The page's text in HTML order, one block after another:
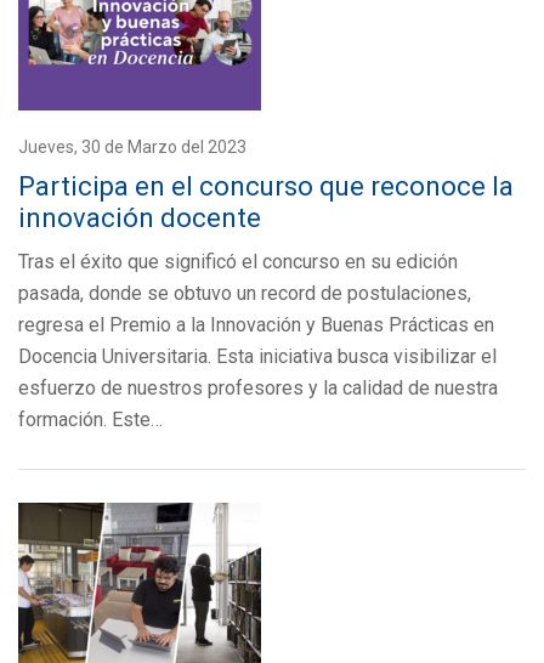
Jueves, 30 de Marzo del 2023
Participa en el concurso que reconoce la
innovación docente
Tras el éxito que significó el concurso en su edición
pasada, donde se obtuvo un record de postulaciones,
regresa el Premio a la Innovación y Buenas Prácticas en
Docencia Universitaria. Esta iniciativa busca visibilizar el
esfuerzo de nuestros profesores y la calidad de nuestra
formación. Este…